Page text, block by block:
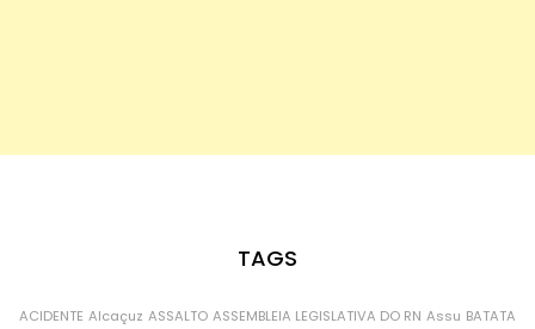
TAGS
ACIDENTE Alcaçuz ASSALTO ASSEMBLEIA LEGISLATIVA DO RN Assu BATATA